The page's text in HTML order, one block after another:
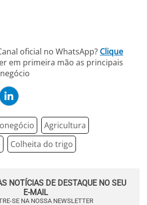
oficial no WhatsApp? Clique
em primeira mão as principais
Agricultura
Colheita do trigo
NOTÍCIAS DE DESTAQUE NO SEU
E-MAIL
SE NA NOSSA NEWSLETTER